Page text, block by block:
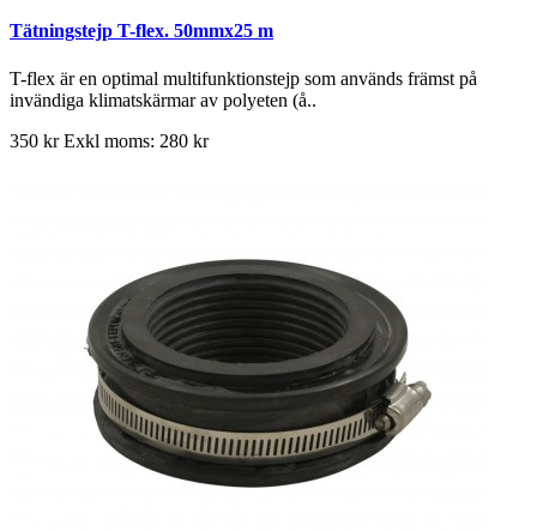
Tätningstejp T-flex. 50mmx25 m
T-flex är en optimal multifunktionstejp som används främst på
invändiga klimatskärmar av polyeten (å..
350 krExkl moms: 280 kr